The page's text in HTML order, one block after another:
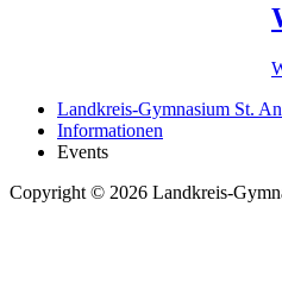
Landkreis-Gymnasium St.
Informationen
Events
Copyright © 2026 Landkreis-